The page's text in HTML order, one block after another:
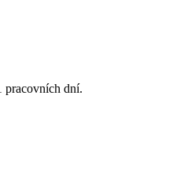
pracovních dní.